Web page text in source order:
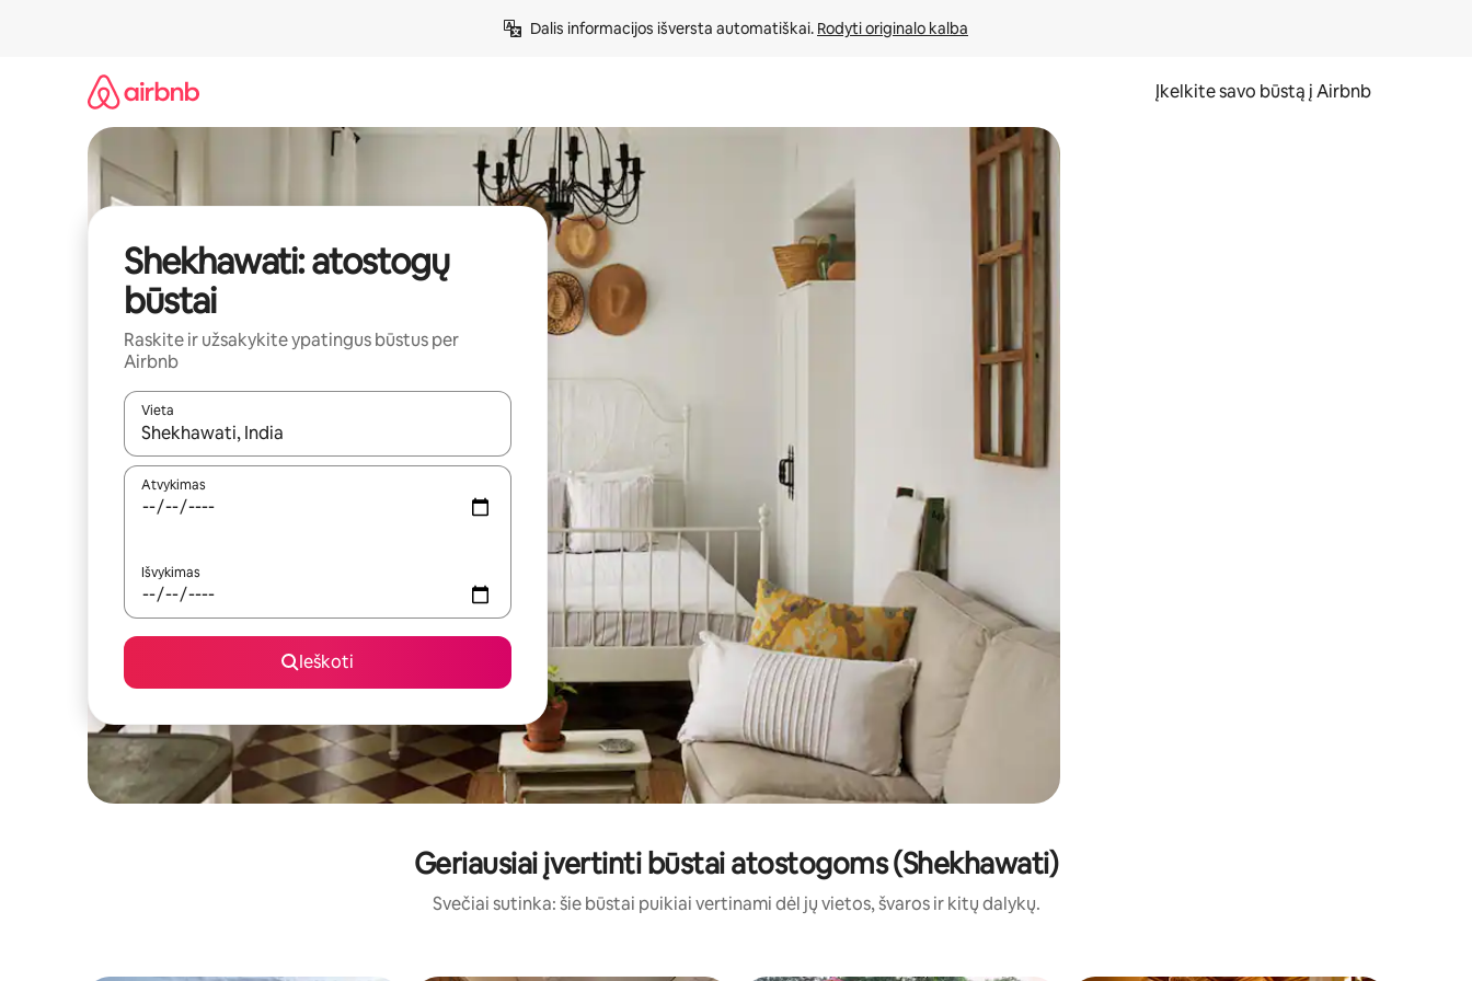
Dalis informacijos išversta automatiškai. Rodyti originalo kalba
Įkelkite savo būstą į Airbnb
Shekhawati: atostogų
būstai
Raskite ir užsakykite ypatingus būstus per
Airbnb
Vieta
Kai pasirodys paieškos rezultatai, juos naršyti galite naudodami rodykles aukštyn ir žemyn arba liesdami ir braukdami per ekraną.
Atvykimas
Išvykimas
Ieškoti
Geriausiai įvertinti būstai atostogoms (Shekhawati)
Svečiai sutinka: šie būstai puikiai vertinami dėl jų vietos, švaros ir kitų dalykų.